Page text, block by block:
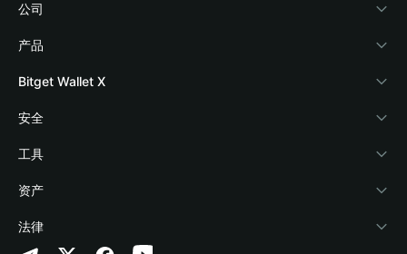
公司
关于 Bitget Wallet
博客
学院
加密资讯
帮助中心
联系我们
产品
加密卡
稳定币理财
Payfi Crypto
Crypto Swap API
山寨季指数
Bitget Wallet X
开发者文档
接入钱包
Bitget Wallet Pay
合作上架
安全
风险保障基金
安全防护技术
工具
快捷买币
授权检测
资产
Arbitrum
法律